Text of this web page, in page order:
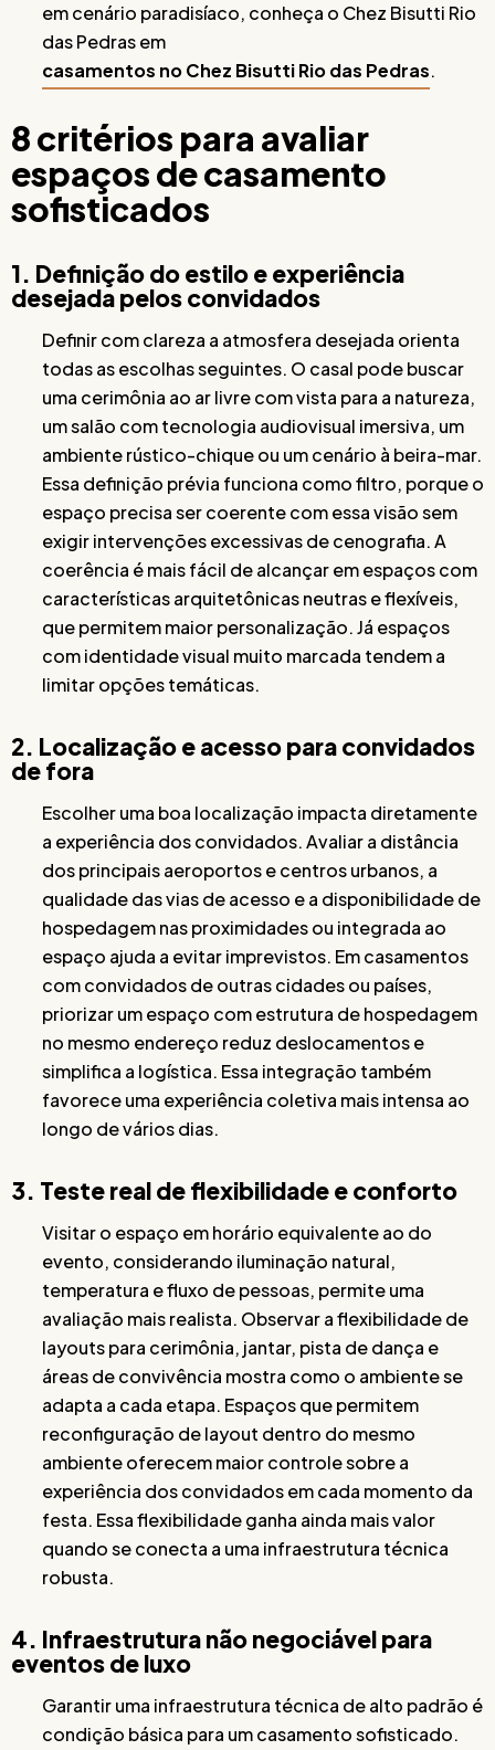
em cenário paradisíaco, conheça o Chez Bisutti Rio
das Pedras em
casamentos no Chez Bisutti Rio das Pedras.
8 critérios para avaliar
espaços de casamento
sofisticados
1. Definição do estilo e experiência
desejada pelos convidados
Definir com clareza a atmosfera desejada orienta
todas as escolhas seguintes. O casal pode buscar
uma cerimônia ao ar livre com vista para a natureza,
um salão com tecnologia audiovisual imersiva, um
ambiente rústico-chique ou um cenário à beira-mar.
Essa definição prévia funciona como filtro, porque o
espaço precisa ser coerente com essa visão sem
exigir intervenções excessivas de cenografia. A
coerência é mais fácil de alcançar em espaços com
características arquitetônicas neutras e flexíveis,
que permitem maior personalização. Já espaços
com identidade visual muito marcada tendem a
limitar opções temáticas.
2. Localização e acesso para convidados
de fora
Escolher uma boa localização impacta diretamente
a experiência dos convidados. Avaliar a distância
dos principais aeroportos e centros urbanos, a
qualidade das vias de acesso e a disponibilidade de
hospedagem nas proximidades ou integrada ao
espaço ajuda a evitar imprevistos. Em casamentos
com convidados de outras cidades ou países,
priorizar um espaço com estrutura de hospedagem
no mesmo endereço reduz deslocamentos e
simplifica a logística. Essa integração também
favorece uma experiência coletiva mais intensa ao
longo de vários dias.
3. Teste real de flexibilidade e conforto
Visitar o espaço em horário equivalente ao do
evento, considerando iluminação natural,
temperatura e fluxo de pessoas, permite uma
avaliação mais realista. Observar a flexibilidade de
layouts para cerimônia, jantar, pista de dança e
áreas de convivência mostra como o ambiente se
adapta a cada etapa. Espaços que permitem
reconfiguração de layout dentro do mesmo
ambiente oferecem maior controle sobre a
experiência dos convidados em cada momento da
festa. Essa flexibilidade ganha ainda mais valor
quando se conecta a uma infraestrutura técnica
robusta.
4. Infraestrutura não negociável para
eventos de luxo
Garantir uma infraestrutura técnica de alto padrão é
condição básica para um casamento sofisticado.